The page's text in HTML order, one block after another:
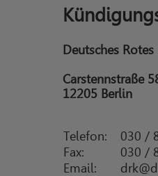
Deutsches Rotes
Carstennstraße
12205 Berlin
Telefon:
030 /
Fax:
030 /
Email: